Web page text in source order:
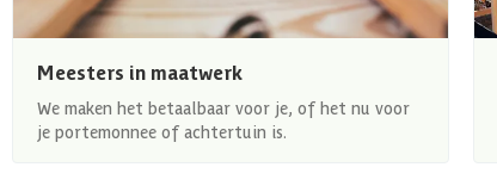
Meesters in maatwerk
We maken het betaalbaar voor je, of het nu voor
je portemonnee of achtertuin is.